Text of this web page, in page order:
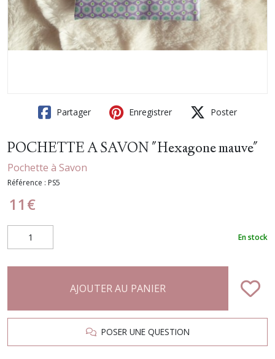
Partager Enregistrer Poster
POCHETTE A SAVON "Hexagone mauve"
Pochette à Savon
Référence : PS5
11 €
En stock
AJOUTER AU PANIER
POSER UNE QUESTION